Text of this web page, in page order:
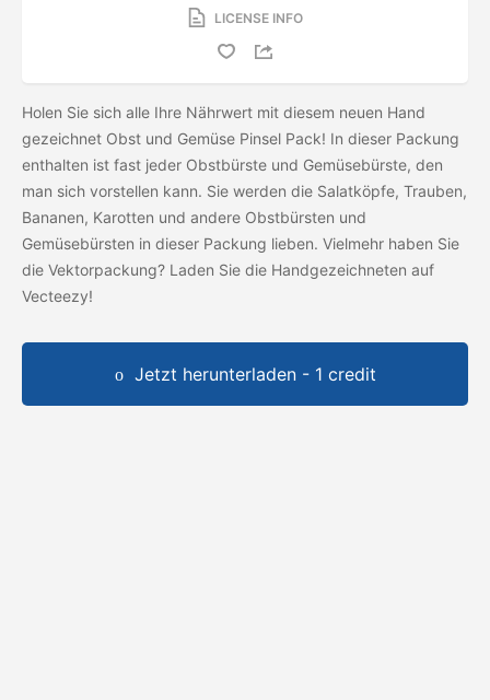
LICENSE INFO
Holen Sie sich alle Ihre Nährwert mit diesem neuen Hand
gezeichnet Obst und Gemüse Pinsel Pack! In dieser Packung
enthalten ist fast jeder Obstbürste und Gemüsebürste, den
man sich vorstellen kann. Sie werden die Salatköpfe, Trauben,
Bananen, Karotten und andere Obstbürsten und
Gemüsebürsten in dieser Packung lieben. Vielmehr haben Sie
die Vektorpackung? Laden Sie die Handgezeichneten auf
Vecteezy!
Jetzt herunterladen - 1 credit